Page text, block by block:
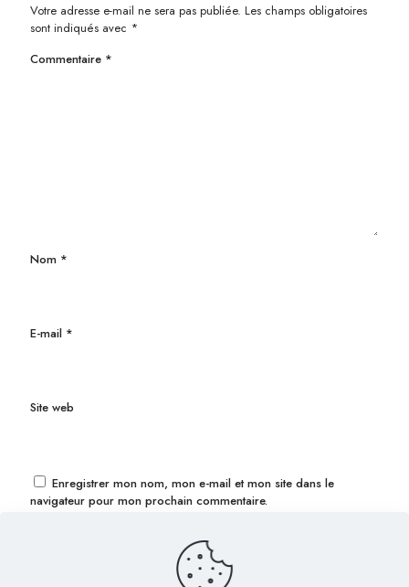
Votre adresse e-mail ne sera pas publiée. Les champs obligatoires
sont indiqués avec *
Commentaire *
Nom *
E-mail *
Site web
Enregistrer mon nom, mon e-mail et mon site dans le
navigateur pour mon prochain commentaire.